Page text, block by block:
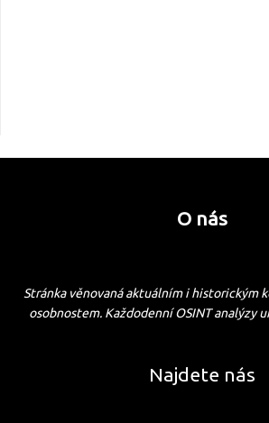
O nás
Stránka věnovaná aktuálním i historickým
osobnostem. Každodenní OSINT analýzy
Najdete nás